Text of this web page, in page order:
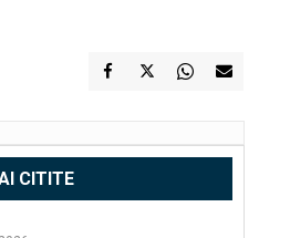
CITITE